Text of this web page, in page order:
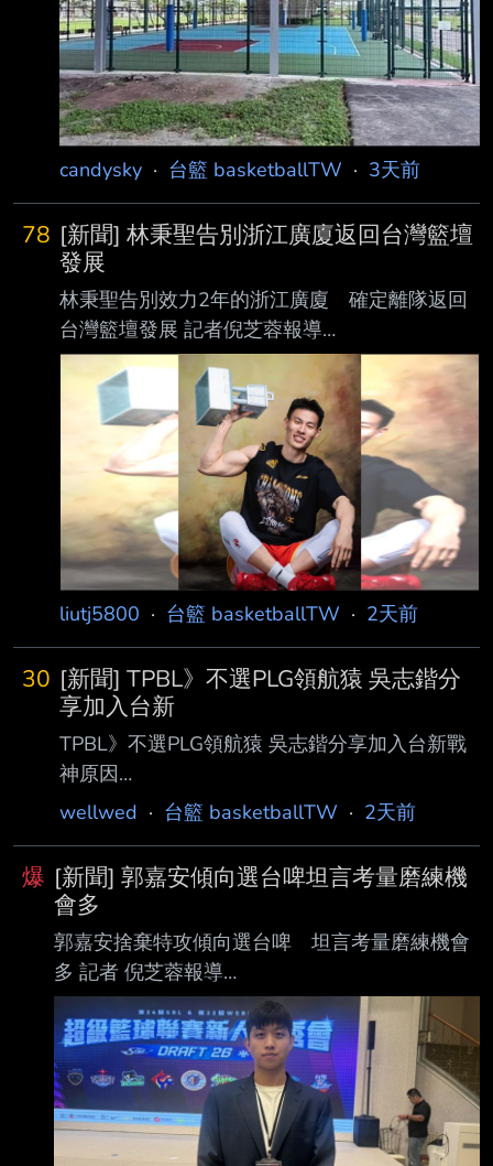
鄉公所爭取在國道5號高架橋下興建籃球場，方
便民眾避雨打球；不料， 施工單位為防止籃球
滾落馬路，竟用防護網將球場「全方位包緊緊」
candysky · 台籃 basketballTW · 3天前
78 [新聞] 林秉聖告別浙江廣廈返回台灣籃壇
發展
林秉聖告別效力2年的浙江廣廈 確定離隊返回
台灣籃壇發展 記者倪芝蓉報導
https://attach.setn.com/newsimages/2025/06/1
3/5150284-PH.jpg 台灣好手林秉聖隨隊奪下
CBA冠軍，成為台灣史上第二人。（圖／翻攝自
IG @nelson_12.26 ） CBA浙江廣廈籃球俱樂部
於3日正式宣布，效力球隊2年的台灣後衛林秉
聖，在與球團進行友 好協商並尊重其個人未來
職業規劃後，決定結束CBA賽程，正式離隊並返
回台灣聯賽發展。 林秉聖於2024年以選秀大會
首輪第四順位加
liutj5800 · 台籃 basketballTW · 2天前
30 [新聞] TPBL》不選PLG領航猿 吳志鍇分
享加入台新
TPBL》不選PLG領航猿 吳志鍇分享加入台新戰
神原因
https://sports.ltn.com.tw/news/breakingnews/5
內職籃選秀會，被PLG桃園領航猿和TPBL台新
戰神 同時挑中的吳志鍇，今天作出最終抉擇，
他將加入台新戰神，新賽季披上13號戰袍出戰。
戰神宣布簽下畢業於政大的選秀榜眼吳志鍇正式
加盟，他在2024年入選瓊斯盃台灣白隊， 曾在
對上阿聯的比賽中投進4顆三分球，攻下16分5
籃板，打出代表作，2025年入選世大運 代表
隊，也
wellwed · 台籃 basketballTW · 2天前
爆 [新聞] 郭嘉安傾向選台啤坦言考量磨練機
會多
郭嘉安捨棄特攻傾向選台啤 坦言考量磨練機會
多 記者 倪芝蓉報導
https://attach.setn.com/newsimages/2026/08/0
3/5654545-PH.jpg 郭嘉安。（圖／記者倪芝蓉
攝影） 國立體大郭嘉安在3日SBL超級籃球聯賽
新人選秀會上於首輪第3順位被台啤選中，之前
也曾 參加TPBL選秀同樣在首輪第3順位被新北中
信特攻選中的他坦言考量的是上場時間，因此最